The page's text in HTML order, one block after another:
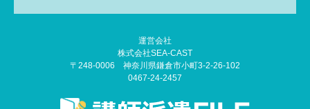
運営会社
株式会社SEA-CAST
〒248-0006 神奈川県鎌倉市小町3-2-26-102
0467-24-2457